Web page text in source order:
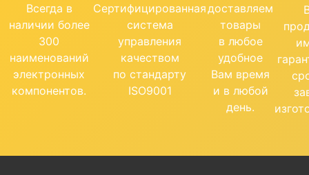
Всегда в
наличии более
300
наименований
электронных
компонентов.
Сертифицированная
система
управления
качеством
по стандарту
ISO9001
доставляем
товары
в любое
удобное
Вам время
и в любой
день.